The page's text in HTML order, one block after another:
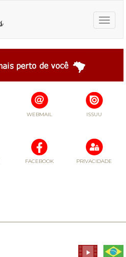
Toggle
WEBMAIL ISSUU
FACEBOOK PRIVACIDADE